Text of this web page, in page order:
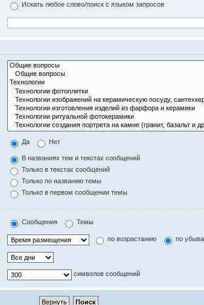
Искать любое слово/поиск с языком запросов
Да Нет
В названиях тем и текстах сообщений
Только в текстах сообщений
Только по названию темы
Только в первом сообщении темы
Сообщения Темы
по возрастанию по
символов сообщений